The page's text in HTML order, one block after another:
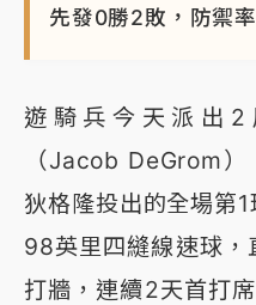
先發0勝2敗，防禦
遊騎兵今天派出
（Jacob DeGrom
狄格隆投出的全場第
98英里四縫線速球，
打牆，連續2天首打